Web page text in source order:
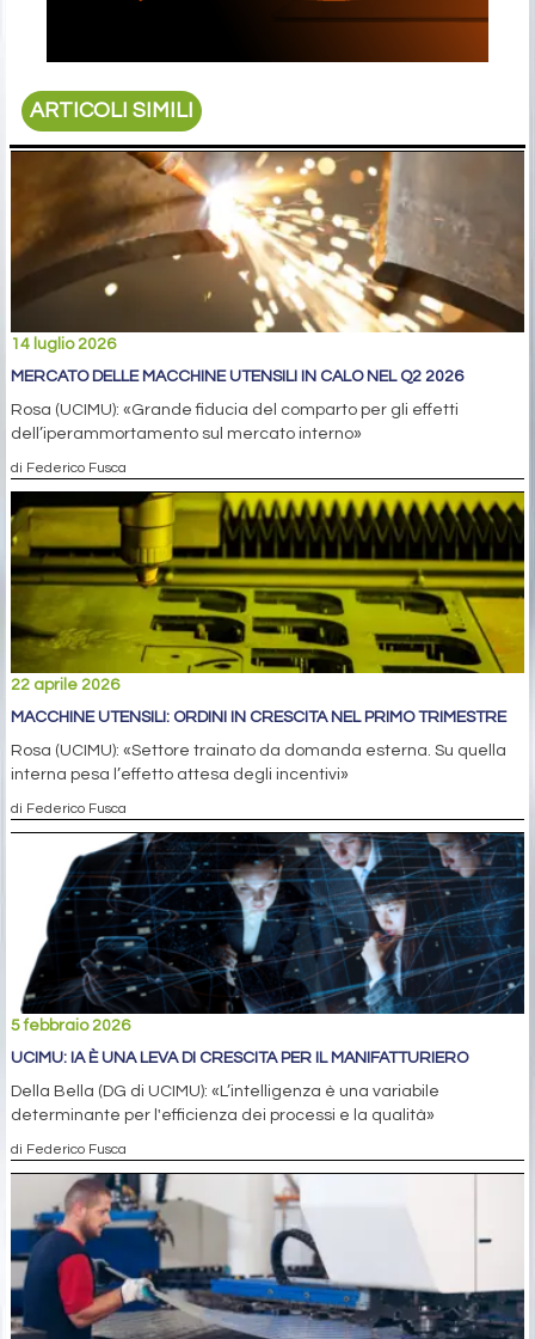
ARTICOLI SIMILI
14 luglio 2026
MERCATO DELLE MACCHINE UTENSILI IN CALO NEL Q2 2026
Rosa (UCIMU): «Grande fiducia del comparto per gli effetti
dell’iperammortamento sul mercato interno»
di Federico Fusca
22 aprile 2026
MACCHINE UTENSILI: ORDINI IN CRESCITA NEL PRIMO TRIMESTRE
Rosa (UCIMU): «Settore trainato da domanda esterna. Su quella
interna pesa l’effetto attesa degli incentivi»
di Federico Fusca
5 febbraio 2026
UCIMU: IA È UNA LEVA DI CRESCITA PER IL MANIFATTURIERO
Della Bella (DG di UCIMU): «L’intelligenza è una variabile
determinante per l'efficienza dei processi e la qualità»
di Federico Fusca